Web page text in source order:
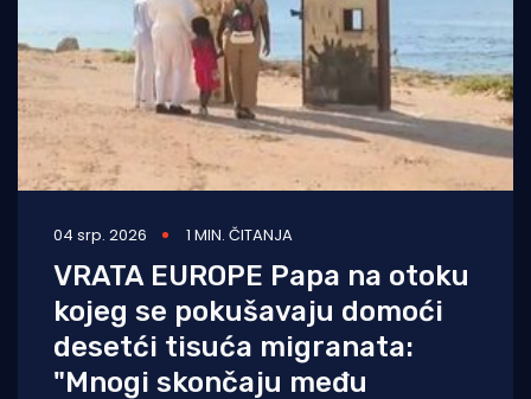
04 srp. 2026 1 MIN. ČITANJA
VRATA EUROPE Papa na otoku
kojeg se pokušavaju domoći
desetći tisuća migranata:
"Mnogi skončaju među